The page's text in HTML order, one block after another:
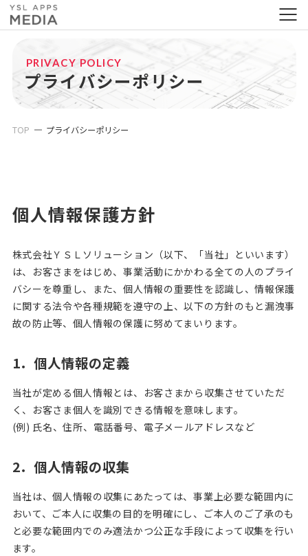
PRIVACY POLICY
プライバシーポリシー
TOP プライバシーポリシー
個人情報保護方針
株式会社ＹＳＬソリューション（以下、「当社」といいます）
は、お客さまをはじめ、事業活動にかかわる全ての人のプライ
バシーを尊重し、また、個人情報の重要性を認識し、情報保護
に関する法令や各種規範を遵守の上、以下の方針のもと漏洩事
故の防止等、個人情報の保護に努めてまいります。
1．個人情報の定義
当社が定める個人情報とは、お客さまから収集させていただ
く、お客さま個人を識別できる情報を意味します。
(例) 氏名、住所、電話番号、電子メールアドレスなど
2．個人情報の収集
当社は、個人情報の収集にあたっては、事業上必要な範囲内に
おいて、ご本人に収集の目的を明確にし、ご本人のご了承のも
と必要な範囲内でのみ適法かつ公正な手段によって収集を行い
ます。